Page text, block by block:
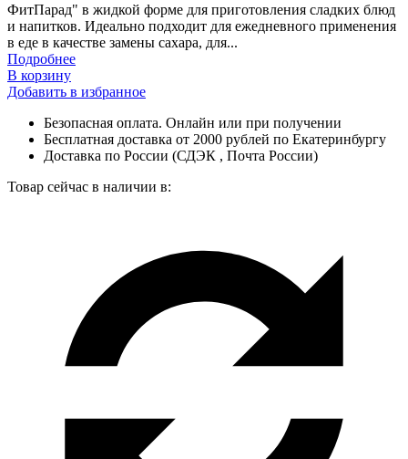
ФитПарад" в жидкой форме для приготовления сладких блюд
и напитков. Идеально подходит для ежедневного применения
в еде в качестве замены сахара, для...
Подробнее
В корзину
Добавить в избранное
Безопасная оплата. Онлайн или при получении
Бесплатная доставка от 2000 рублей по Екатеринбургу
Доставка по России (СДЭК , Почта России)
Товар сейчас в наличии в: